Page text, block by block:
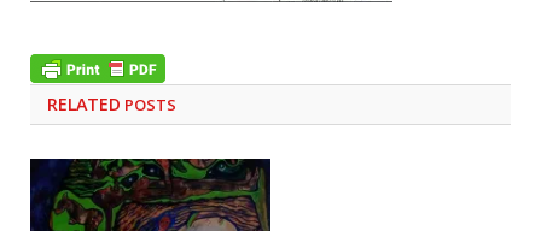
RELATED POSTS